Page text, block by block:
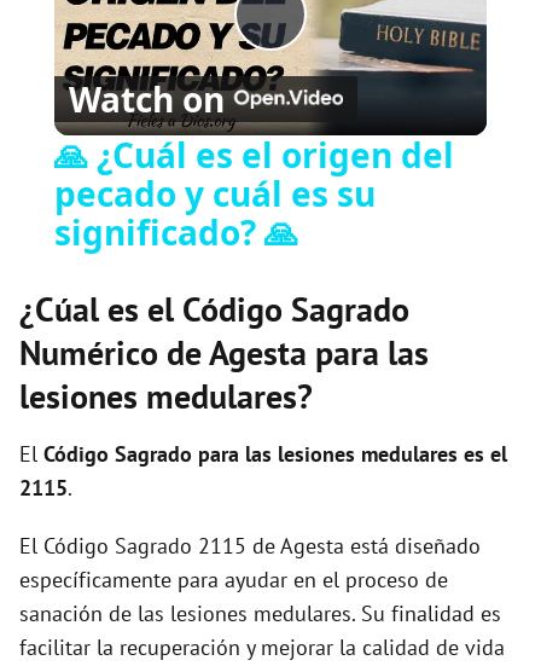
P
l
V
i
e
o
Watch on
🙏 ¿Cuál es el origen del
pecado y cuál es su
significado? 🙏
¿Cúal es el Código Sagrado
Numérico de Agesta para las
lesiones medulares?
El Código Sagrado para las lesiones medulares es el
2115.
El Código Sagrado 2115 de Agesta está diseñado
específicamente para ayudar en el proceso de
sanación de las lesiones medulares. Su finalidad es
facilitar la recuperación y mejorar la calidad de vida